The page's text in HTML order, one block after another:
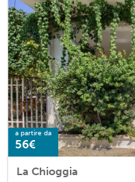
a partire da
56€
La Chioggia